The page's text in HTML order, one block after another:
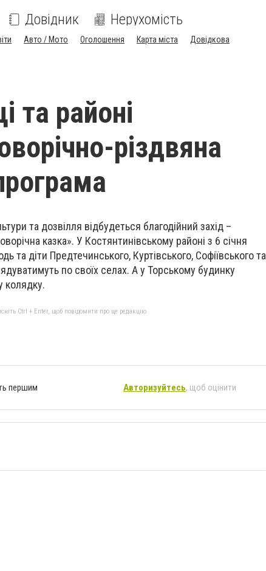
Довідник Нерухомість
Авто / Мото Оголошення Карта міста Довідкова
та районі
різдвяна
та дозвілля відбудеться благодійний захід –
казка». У Костянтинівському районі з 6 січня
та діти Предтечинського, Куртівського, Софіївського та
по своїх селах. А у Торському будинку
колядку.
Ctrl + Enter, щоб повідомити про це редакцію
першим Авторизуйтесь, щоб оцінити